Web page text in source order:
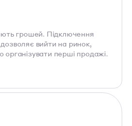
грошей. Підключення
вийти на ринок,
організувати перші продажі.